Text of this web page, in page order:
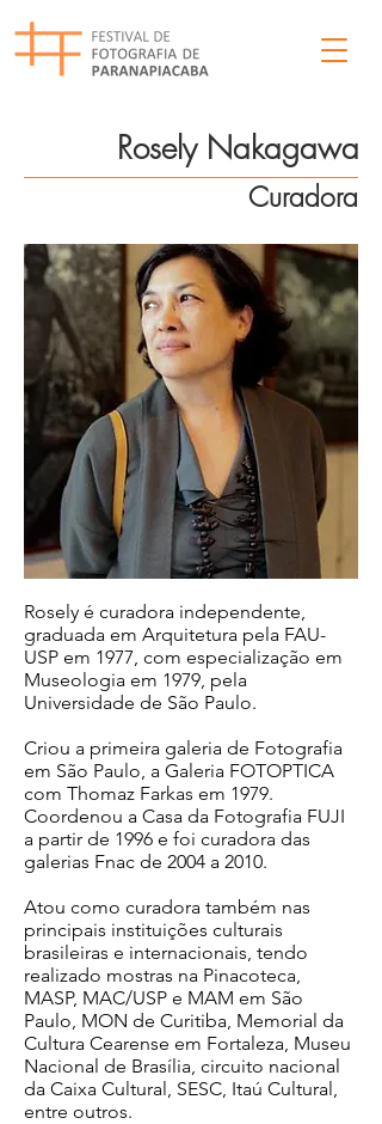
Rosely Nakagawa
Curadora
Rosely é curadora independente,
graduada em Arquitetura pela FAU-
USP em 1977, com especialização em
Museologia em 1979, pela
Universidade de São Paulo.
Criou a primeira galeria de Fotografia
em São Paulo, a Galeria FOTOPTICA
com Thomaz Farkas em 1979.
Coordenou a Casa da Fotografia FUJI
a partir de 1996 e foi curadora das
galerias Fnac de 2004 a 2010.
Atou como curadora também nas
principais instituições culturais
brasileiras e internacionais, tendo
realizado mostras na Pinacoteca,
MASP, MAC/USP e MAM em São
Paulo, MON de Curitiba, Memorial da
Cultura Cearense em Fortaleza, Museu
Nacional de Brasília, circuito nacional
da Caixa Cultural, SESC, Itaú Cultural,
entre outros.